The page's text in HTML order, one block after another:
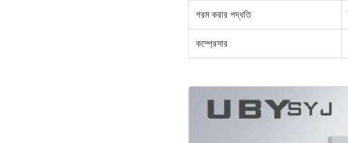
গরম করার পদ্ধতি
কম্প্রেসার